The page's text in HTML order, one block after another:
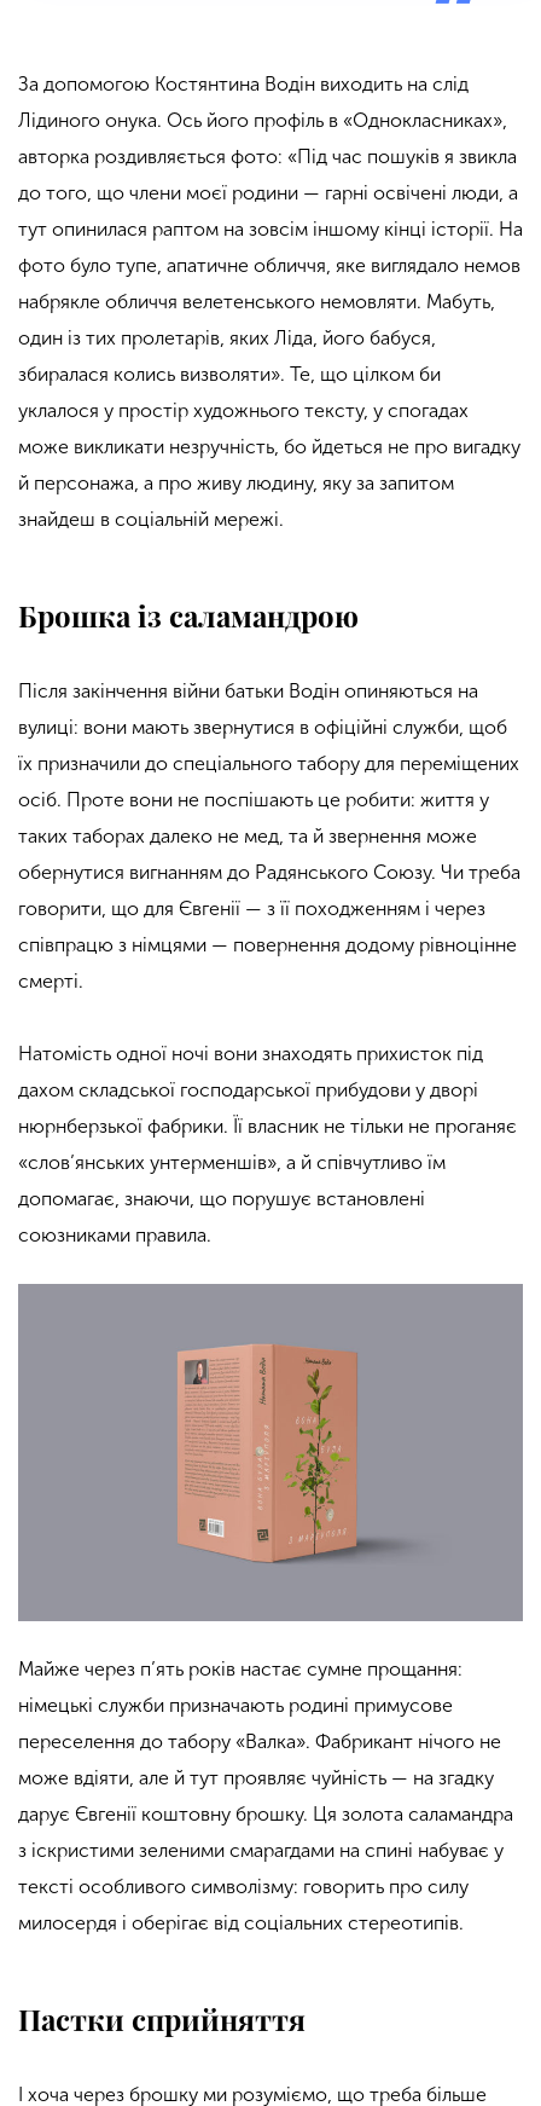
За допомогою Костянтина Водін виходить на слід
Лідиного онука. Ось його профіль в «Однокласниках»,
авторка роздивляється фото: «Під час пошуків я звикла
до того, що члени моєї родини — гарні освічені люди, а
тут опинилася раптом на зовсім іншому кінці історії. На
фото було тупе, апатичне обличчя, яке виглядало немов
набрякле обличчя велетенського немовляти. Мабуть,
один із тих пролетарів, яких Ліда, його бабуся,
збиралася колись визволяти». Те, що цілком би
уклалося у простір художнього тексту, у спогадах
може викликати незручність, бо йдеться не про вигадку
й персонажа, а про живу людину, яку за запитом
знайдеш в соціальній мережі.
Брошка із саламандрою
Після закінчення війни батьки Водін опиняються на
вулиці: вони мають звернутися в офіційні служби, щоб
їх призначили до спеціального табору для переміщених
осіб. Проте вони не поспішають це робити: життя у
таких таборах далеко не мед, та й звернення може
обернутися вигнанням до Радянського Союзу. Чи треба
говорити, що для Євгенії — з її походженням і через
співпрацю з німцями — повернення додому рівноцінне
смерті.
Натомість одної ночі вони знаходять прихисток під
дахом складської господарської прибудови у дворі
нюрнберзької фабрики. Її власник не тільки не проганяє
«слов’янських унтерменшів», а й співчутливо їм
допомагає, знаючи, що порушує встановлені
союзниками правила.
Майже через п’ять років настає сумне прощання:
німецькі служби призначають родині примусове
переселення до табору «Валка». Фабрикант нічого не
може вдіяти, але й тут проявляє чуйність — на згадку
дарує Євгенії коштовну брошку. Ця золота саламандра
з іскристими зеленими смарагдами на спині набуває у
тексті особливого символізму: говорить про силу
милосердя і оберігає від соціальних стереотипів.
Пастки сприйняття
І хоча через брошку ми розуміємо, що треба більше